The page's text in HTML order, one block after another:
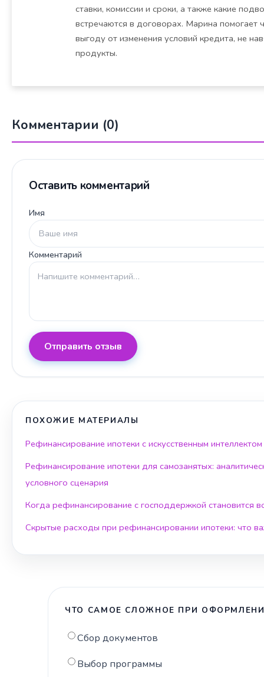
ставки, комиссии и сроки, а также какие
встречаются в договорах. Марина помогает
выгоду от изменения условий кредита, не
продукты.
Комментарии (0)
Оставить комментарий
Имя
Комментарий
Отправить отзыв
ПОХОЖИЕ МАТЕРИАЛЫ
Рефинансирование ипотеки с искусственным интеллектом
Рефинансирование ипотеки для самозанятых:
условного сценария
Когда рефинансирование с господдержкой становится
Скрытые расходы при рефинансировании ипотеки: что
ЧТО САМОЕ СЛОЖНОЕ ПРИ
Сбор документов
Выбор программы